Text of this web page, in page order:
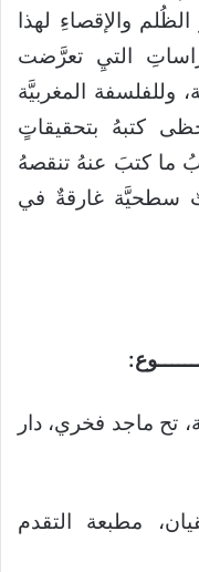
والإقصاءِ لهذا
التيِ تعرَّضت
وللفلسفة المغربيَّة
كتبهُ بتحقيقاتٍ
ما كتبَ عنهُ تنقصهُ
سطحيَّة غارقةٌ في
تح ماجد فخري، دار
مطبعة التقدم